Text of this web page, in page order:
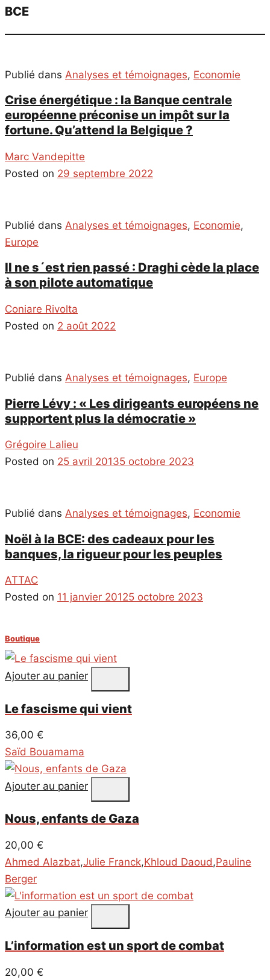
BCE
Publié dans Analyses et témoignages, Economie
Crise énergétique : la Banque centrale
européenne préconise un impôt sur la
fortune. Qu’attend la Belgique ?
Marc Vandepitte
Posted on 29 septembre 2022
Publié dans Analyses et témoignages, Economie,
Europe
Il ne s´est rien passé : Draghi cède la place
à son pilote automatique
Coniare Rivolta
Posted on 2 août 2022
Publié dans Analyses et témoignages, Europe
Pierre Lévy : « Les dirigeants européens ne
supportent plus la démocratie »
Grégoire Lalieu
Posted on 25 avril 20135 octobre 2023
Publié dans Analyses et témoignages, Economie
Noël à la BCE: des cadeaux pour les
banques, la rigueur pour les peuples
ATTAC
Posted on 11 janvier 20125 octobre 2023
Boutique
Ajouter au panier
Le fascisme qui vient
36,00 €
Saïd Bouamama
Ajouter au panier
Nous, enfants de Gaza
20,00 €
Ahmed Alazbat,Julie Franck,Khloud Daoud,Pauline
Berger
Ajouter au panier
L’information est un sport de combat
20,00 €